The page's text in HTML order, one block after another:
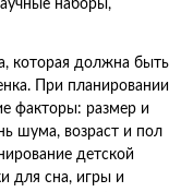
наборы,
которая должна быть
При планировании
факторы: размер и
шума, возраст и пол
детской
для сна, игры и